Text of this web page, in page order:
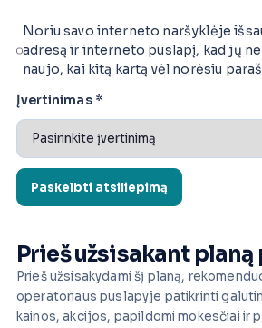
Noriu savo interneto naršyklėje
adresą ir interneto puslapį, kad jų
naujo, kai kitą kartą vėl norėsiu
Įvertinimas *
Prieš užsisakant
Prieš užsisakydami šį planą,
operatoriaus puslapyje patikrinti
kainos, akcijos, papildomi mokesčiai ir